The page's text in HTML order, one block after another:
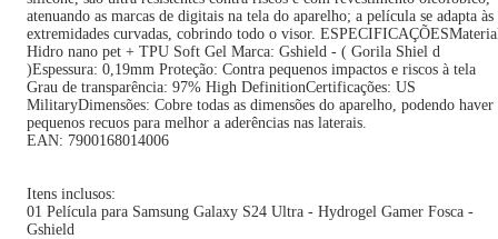
atenuando as marcas de digitais na tela do aparelho; a película se adapta às
extremidades curvadas, cobrindo todo o visor.
Hidro nano pet + TPU Soft Gel Marca: Gshield - ( Gorila Shiel d
)Espessura: 0,19mm Proteção: Contra pequenos impactos e riscos à tela
Grau de transparência: 97% High DefinitionCertificações: US
MilitaryDimensões: Cobre todas as dimensões do aparelho, podendo haver
pequenos recuos para melhor a aderências nas laterais.
EAN: 7900168014006
Itens inclusos:
01 Película para Samsung Galaxy S24 Ultra - Hydrogel Gamer Fosca -
Gshield